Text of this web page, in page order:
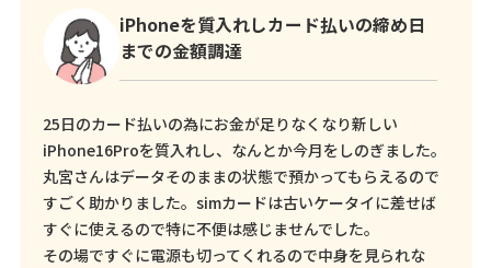
iPhoneを質入れしカード払いの締め日
までの金額調達
25日のカード払いの為にお金が足りなくなり新しい
iPhone16Proを質入れし、なんとか今月をしのぎました。
丸宮さんはデータそのままの状態で預かってもらえるので
すごく助かりました。simカードは古いケータイに差せば
すぐに使えるので特に不便は感じませんでした。
その場ですぐに電源も切ってくれるので中身を見られな